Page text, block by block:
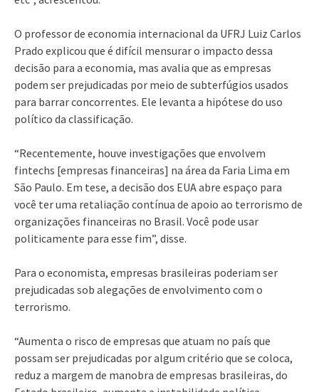
O professor de economia internacional da UFRJ Luiz Carlos
Prado explicou que é difícil mensurar o impacto dessa
decisão para a economia, mas avalia que as empresas
podem ser prejudicadas por meio de subterfúgios usados
para barrar concorrentes. Ele levanta a hipótese do uso
político da classificação.
“Recentemente, houve investigações que envolvem
fintechs [empresas financeiras] na área da Faria Lima em
São Paulo. Em tese, a decisão dos EUA abre espaço para
você ter uma retaliação contínua de apoio ao terrorismo de
organizações financeiras no Brasil. Você pode usar
politicamente para esse fim”, disse.
Para o economista, empresas brasileiras poderiam ser
prejudicadas sob alegações de envolvimento com o
terrorismo.
“Aumenta o risco de empresas que atuam no país que
possam ser prejudicadas por algum critério que se coloca,
reduz a margem de manobra de empresas brasileiras, do